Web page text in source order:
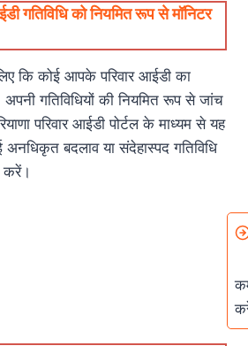
गतिविधि को नियमित रूप से मॉनिटर
कि कोई आपके परिवार आईडी का
गतिविधियों की नियमित रूप से जांच
परिवार आईडी पोर्टल के माध्यम से यह
बदलाव या संदेहास्पद गतिविधि
करें।